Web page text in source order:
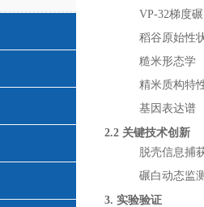
VP-32梯度
稻谷原始性
糙米形态学
精米质构特
基因表达谱
2.2 关键技术创新
脱壳信息捕
碾白动态监
3. 实验验证